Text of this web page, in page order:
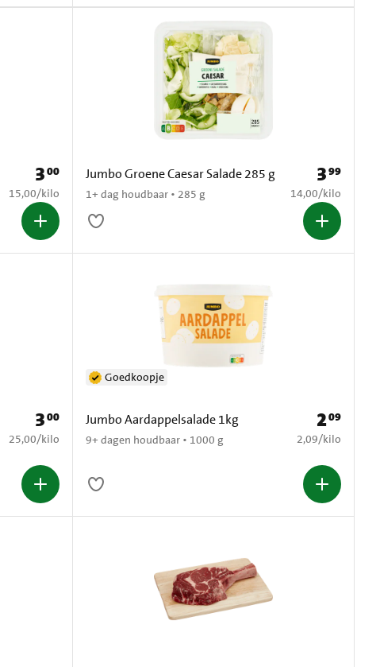
Prijs: € 3,00
300
€ 15,00 per kilo
15,00/kilo
Jumbo Groene Caesar Salade 285 g
1+ dag houdbaar • 285 g
Prijs: € 3,99
399
€ 14,00 per kilo
14,00/kilo
Prijs: € 3,00
300
€ 25,00 per kilo
25,00/kilo
Jumbo Aardappelsalade 1kg
9+ dagen houdbaar • 1000 g
Goedkoopje
Prijs: € 2,09
209
€ 2,09 per kilo
2,09/kilo